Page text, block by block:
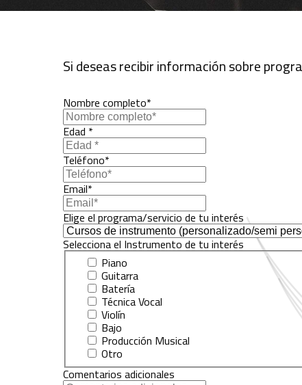
Si deseas recibir información sobre
Nombre completo*
Edad *
Teléfono*
Email*
Elige el programa/servicio de tu interés
Selecciona el Instrumento de tu interés
Piano
Guitarra
Batería
Técnica Vocal
Violín
Bajo
Producción Musical
Otro
Comentarios adicionales